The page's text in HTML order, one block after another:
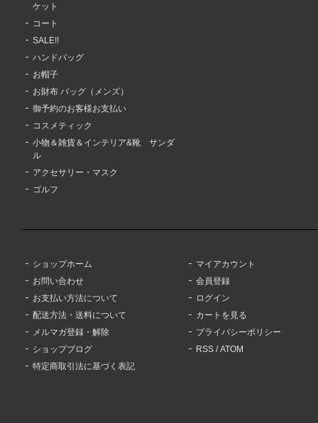
ケット
コート
SALE!!
ハンドバッグ
お帽子
お財布 バッグ（メンズ）
御予約のお客様お支払い
コスメティック
小物＆雑貨＆インテリア&靴 サンダ
ル
アクセサリー・マスク
ゴルフ
ショップホーム
お問い合わせ
お支払い方法について
配送方法・送料について
メルマガ登録・解除
ショップブログ
特定商取引法に基づく表記
マイアカウント
会員登録
ログイン
カートを見る
プライバシーポリシー
RSS /ATOM